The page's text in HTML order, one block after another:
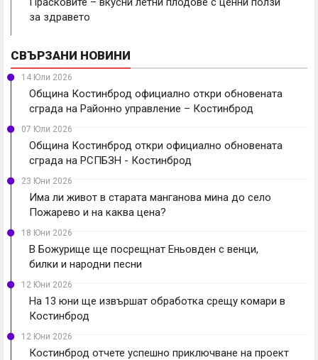
за здравето
СВЪРЗАНИ НОВИНИ
14 Юли 2026
Община Костинброд официално откри обновената
сграда на Районно управление – Костинброд
07 Юли 2026
Община Костинброд откри официално обновената
сграда на РСПБЗН - Костинброд
23 Юни 2026
Има ли живот в старата манганова мина до село
Пожарево и на каква цена?
18 Юни 2026
В Божурище ще посрещнат Еньовден с венци,
билки и народни песни
12 Юни 2026
На 13 юни ще извършат обработка срещу комари в
Костинброд
12 Юни 2026
Костинброд отчете успешно приключване на проект